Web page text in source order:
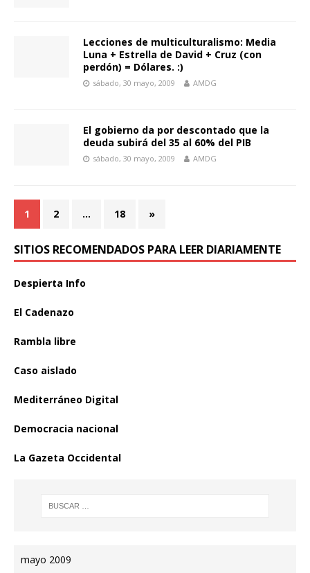
Lecciones de multiculturalismo: Media
Luna + Estrella de David + Cruz (con
perdón) = Dólares. :)
sábado, 30 mayo, 2009 AMDG
El gobierno da por descontado que la
deuda subirá del 35 al 60% del PIB
sábado, 30 mayo, 2009 AMDG
1 2 … 18 »
SITIOS RECOMENDADOS PARA LEER DIARIAMENTE
Despierta Info
El Cadenazo
Rambla libre
Caso aislado
Mediterráneo Digital
Democracia nacional
La Gazeta Occidental
mayo 2009